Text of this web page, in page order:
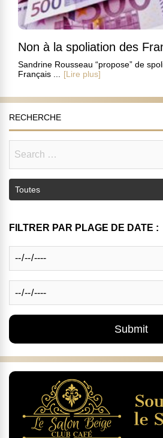
Non à la spoliation des
Sandrine Rousseau “propose” de
Français ...
[Lire plus]
RECHERCHE
FILTRER PAR PLAGE DE DATE :